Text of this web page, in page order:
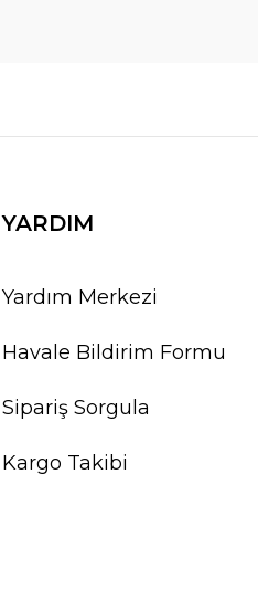
YARDIM
Yardım Merkezi
Havale Bildirim Formu
Sipariş Sorgula
Kargo Takibi